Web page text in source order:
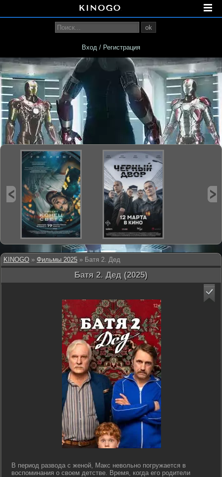
KINOGO » Фильмы 2025 » Батя 2. Дед
Батя 2. Дед (2025)
В период развода с женой, Макс невольно погружается в
воспоминания о своем детстве. Время, когда его родители
ok
Вход / Регистрация